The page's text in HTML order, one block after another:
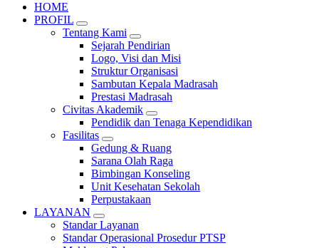
HOME
PROFIL
Tentang Kami
Sejarah Pendirian
Logo, Visi dan Misi
Struktur Organisasi
Sambutan Kepala Madrasah
Prestasi Madrasah
Civitas Akademik
Pendidik dan Tenaga Kependidikan
Fasilitas
Gedung & Ruang
Sarana Olah Raga
Bimbingan Konseling
Unit Kesehatan Sekolah
Perpustakaan
LAYANAN
Standar Layanan
Standar Operasional Prosedur PTSP